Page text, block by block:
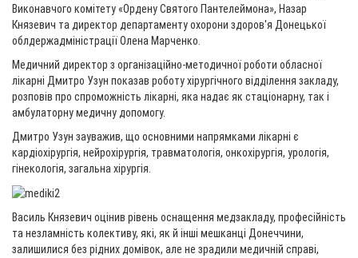
Виконавчого комітету «Ордену Святого Пантелеймона», Назар
Князевич та директор департаменту охорони здоров'я Донецької
облдержадміністрації Олена Марченко.
Медичний директор з організаційно-методичної роботи обласної
лікарні Дмитро Узун показав роботу хірургічного відділення закладу,
розповів про спроможність лікарні, яка надає як стаціонарну, так і
амбулаторну медичну допомогу.
Дмитро Узун зауважив, що основними напрямками лікарні є
кардіохірургія, нейрохірургія, травматологія, онкохірургія, урологія,
гінекологія, загальна хірургія.
Василь Князевич оцінив рівень оснащення медзакладу, професійність
та незламність колективу, які, як й інші мешканці Донеччини,
залишилися без рідних домівок, але не зрадили медичній справі,